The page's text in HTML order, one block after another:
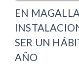
EN
SER UN
AÑO